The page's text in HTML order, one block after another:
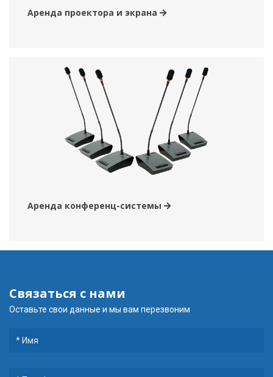
Аренда проектора и экрана
Аренда конференц-системы
Связаться с нами
Оставьте свои данные и мы вам перезвоним